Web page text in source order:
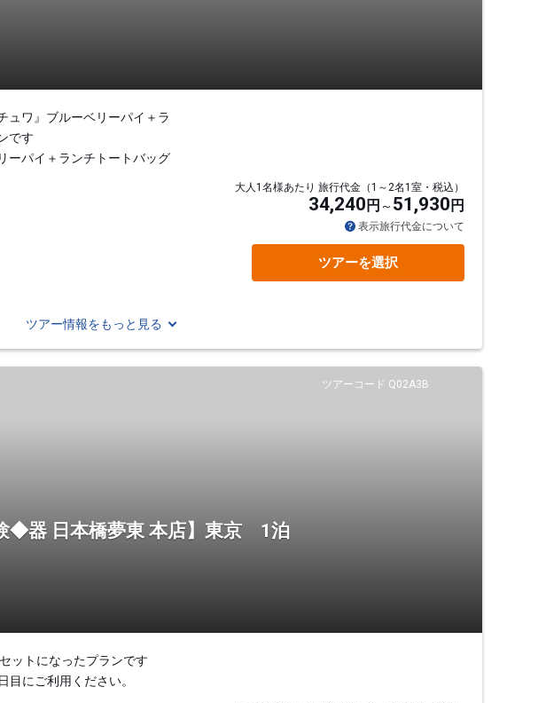
ュワ』ブルーベリーパイ＋ラ
です
ーパイ＋ランチトートバッグ
大人1名様あたり 旅行代金（1～2名1室・税込）
34,240 円 51,930 円
表示旅行代金について
ツアーを選択
ツアー情報をもっと見る
ツアーコード Q02A3B
◆器 日本橋夢東 本店】東京 1泊
ットになったプランです
にご利用ください。